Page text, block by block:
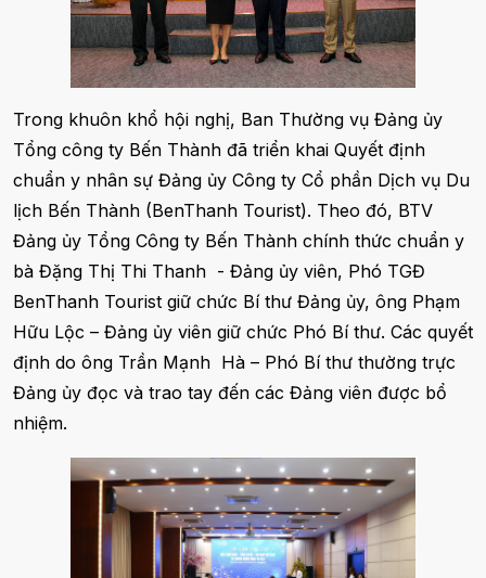
Trong khuôn khổ hội nghị, Ban Thường vụ Đảng ủy
Tổng công ty Bến Thành đã triển khai Quyết định
chuẩn y nhân sự Đảng ủy Công ty Cổ phần Dịch vụ Du
lịch Bến Thành (BenThanh Tourist). Theo đó, BTV
Đảng ủy Tổng Công ty Bến Thành chính thức chuẩn y
bà Đặng Thị Thi Thanh - Đảng ủy viên, Phó TGĐ
BenThanh Tourist giữ chức Bí thư Đảng ủy, ông Phạm
Hữu Lộc – Đảng ủy viên giữ chức Phó Bí thư. Các quyết
định do ông Trần Mạnh Hà – Phó Bí thư thường trực
Đảng ủy đọc và trao tay đến các Đảng viên được bổ
nhiệm.